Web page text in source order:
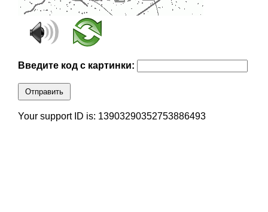
Введите код с картинки:
Отправить
Your support ID is: 13903290352753886493